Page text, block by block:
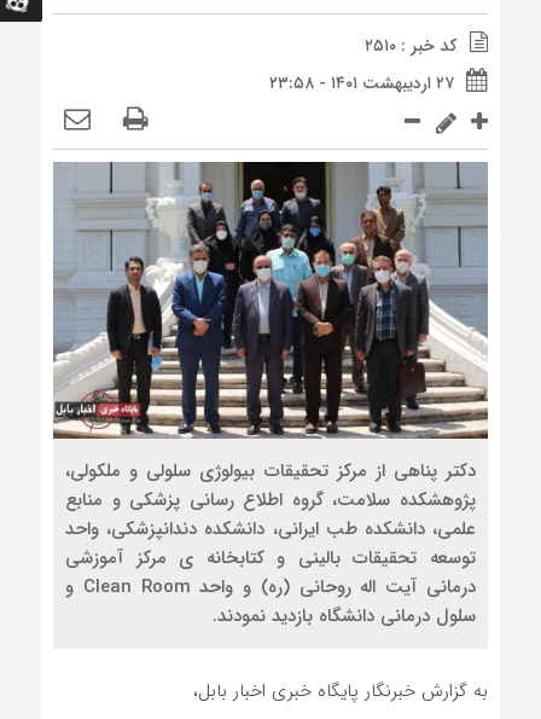
کد خبر : ۲۵۱۰
۲۷ اردیبهشت ۱۴۰۱ - ۲۳:۵۸
دکتر پناهی از مرکز تحقیقات بیولوژی سلولی و ملکولی،
پژوهشکده سلامت، گروه اطلاع رسانی پزشکی و منابع
علمی، دانشکده طب ایرانی، دانشکده دندانپزشکی، واحد
توسعه تحقیقات بالینی و کتابخانه ی مرکز آموزشی
درمانی آیت اله روحانی (ره) و واحد Clean Room و
سلول درمانی دانشگاه بازدید نمودند.
به گزارش خبرنگار پایگاه خبری اخبار بابل،